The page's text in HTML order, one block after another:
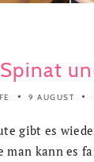
9 AUGUST
gibt es
man kann es